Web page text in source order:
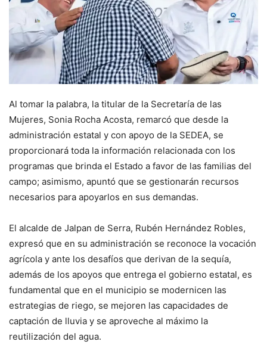
Al tomar la palabra, la titular de la Secretaría de las
Mujeres, Sonia Rocha Acosta, remarcó que desde la
administración estatal y con apoyo de la SEDEA, se
proporcionará toda la información relacionada con los
programas que brinda el Estado a favor de las familias del
campo; asimismo, apuntó que se gestionarán recursos
necesarios para apoyarlos en sus demandas.
El alcalde de Jalpan de Serra, Rubén Hernández Robles,
expresó que en su administración se reconoce la vocación
agrícola y ante los desafíos que derivan de la sequía,
además de los apoyos que entrega el gobierno estatal, es
fundamental que en el municipio se modernicen las
estrategias de riego, se mejoren las capacidades de
captación de lluvia y se aproveche al máximo la
reutilización del agua.